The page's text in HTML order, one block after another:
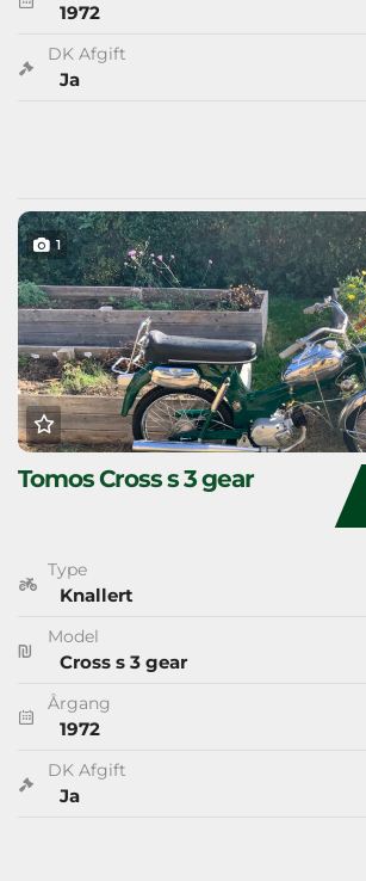
1972
DK Afgift
Ja
1
Tomos Cross s 3 gear
Type
Knallert
Model
Cross s 3 gear
Årgang
1972
DK Afgift
Ja